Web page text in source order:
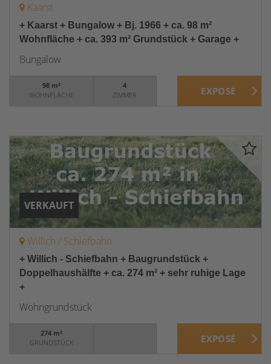
Kaarst
+ Kaarst + Bungalow + Bj. 1966 + ca. 98 m²
Wohnfläche + ca. 393 m² Grundstück + Garage +
Bungalow
98 m²
WOHNFLÄCHE
4
ZIMMER
VERKAUFT
Willich / Schiefbahn
+ Willich - Schiefbahn + Baugrundstück +
Doppelhaushälfte + ca. 274 m² + sehr ruhige Lage
+
Wohngrundstück
274 m²
GRUNDSTÜCK